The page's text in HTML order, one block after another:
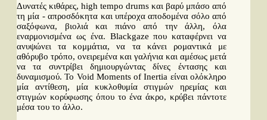
Αναζήτηση...
Δυνατές κιθάρες, high tempo drums και βαρύ μπάσο από
τη μία - απροσδόκητα και υπέροχα αποδομένα σόλο από
σαξόφωνα, βιολιά και πιάνο από την άλλη, όλα
εναρμονισμένα ως ένα. Blackgaze που καταφέρνει να
ανυψώνει τα κομμάτια, να τα κάνει ρομαντικά με
αθόρυβο τρόπο, ονειρεμένα και γαλήνια και αμέσως μετά
να τα συντρίβει δημιουργώντας δίνες έντασης και
δυναμισμού. Το Void Moments of Inertia είναι ολόκληρο
μία αντίθεση, μία κυκλοθυμία στιγμών ηρεμίας και
στιγμών κορύφωσης όπου το ένα άκρο, κρύβει πάντοτε
μέσα του το άλλο.